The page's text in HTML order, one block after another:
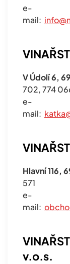
e-
mail:
V Údolí 6,
702, 774
e-
mail:
Hlavní 116,
571
e-
mail:
v.o.s.